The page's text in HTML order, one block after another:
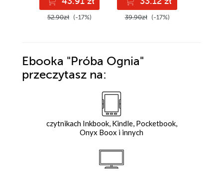
52.90zł (-17%) 39.90zł (-17%)
Ebooka "Próba Ognia"
przeczytasz na:
czytnikach Inkbook, Kindle, Pocketbook,
Onyx Boox i innych